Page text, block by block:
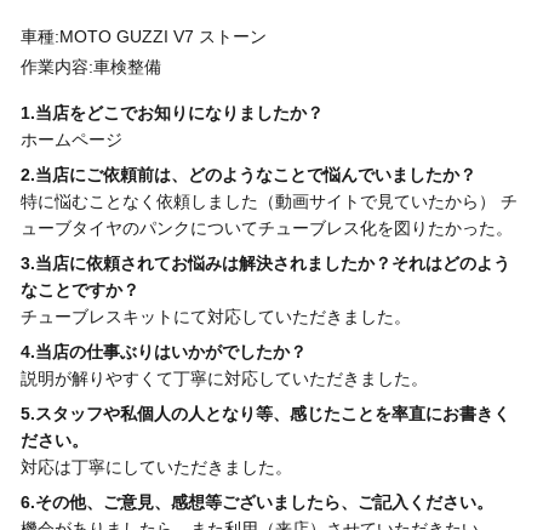
車種:MOTO GUZZI V7 ストーン
作業内容:車検整備
1.当店をどこでお知りになりましたか？
ホームページ
2.当店にご依頼前は、どのようなことで悩んでいましたか？
特に悩むことなく依頼しました（動画サイトで見ていたから） チ
ューブタイヤのパンクについてチューブレス化を図りたかった。
3.当店に依頼されてお悩みは解決されましたか？それはどのよう
なことですか？
チューブレスキットにて対応していただきました。
4.当店の仕事ぶりはいかがでしたか？
説明が解りやすくて丁寧に対応していただきました。
5.スタッフや私個人の人となり等、感じたことを率直にお書きく
ださい。
対応は丁寧にしていただきました。
6.その他、ご意見、感想等ございましたら、ご記入ください。